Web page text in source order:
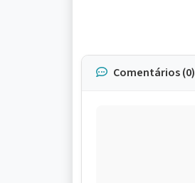
Comentários (0)